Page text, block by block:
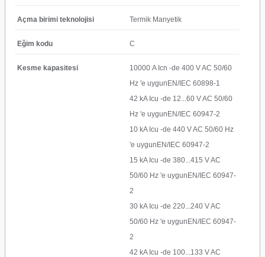
Açma birimi teknolojisi Termik Manyetik
Eğim kodu C
Kesme kapasitesi
10000 A Icn -de 400 V AC 50/60
Hz 'e uygunEN/IEC 60898-1
42 kA Icu -de 12...60 V AC 50/60
Hz 'e uygunEN/IEC 60947-2
10 kA Icu -de 440 V AC 50/60 Hz
'e uygunEN/IEC 60947-2
15 kA Icu -de 380...415 V AC
50/60 Hz 'e uygunEN/IEC 60947-
2
30 kA Icu -de 220...240 V AC
50/60 Hz 'e uygunEN/IEC 60947-
2
42 kA Icu -de 100...133 V AC